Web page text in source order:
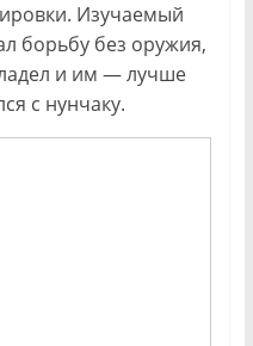
Изучаемый
борьбу без оружия,
и им — лучше
с нунчаку.